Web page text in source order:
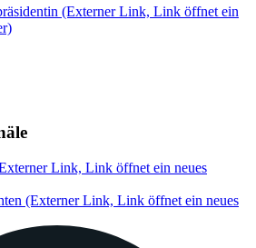
(Externer Link, Link öffnet ein
Link, Link öffnet ein neues
(Externer Link, Link öffnet ein neues